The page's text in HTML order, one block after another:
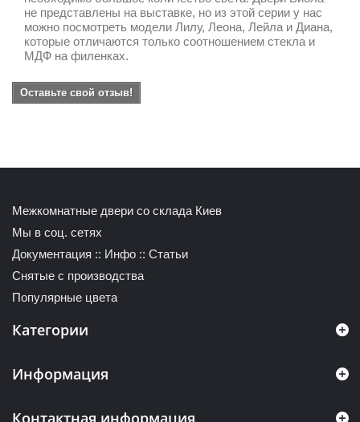
не представлены на выставке, но из этой серии у нас
можно посмотреть модели Лилу, Леона, Лейла и Диана,
которые отличаются только соотношением стекла и
МДФ на филенках.
Оставьте свой отзыв!
Межкомнатные двери со склада Киев
Мы в соц. сетях
Документация :: Инфо :: Статьи
Снятые с производства
Популярные цвета
Категории
Информация
Контактная информация